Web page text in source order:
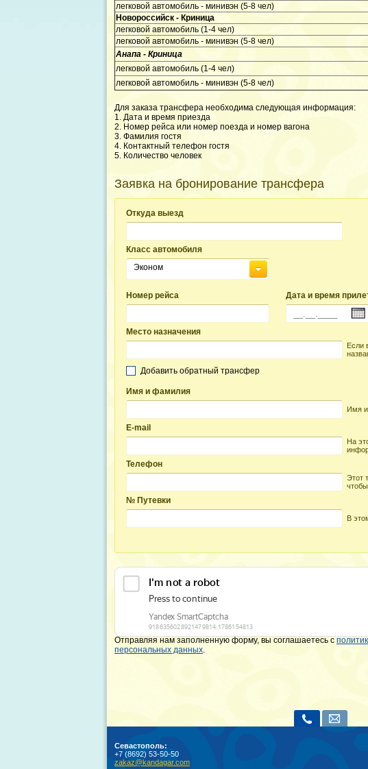
легковой автомобиль - минивэн (5-8 чел)
Новороссийск - Криница
легковой автомобиль (1-4 чел)
легковой автомобиль - минивэн (5-8 чел)
Анапа - Криница
легковой автомобиль (1-4 чел)
легковой автомобиль - минивэн (5-8 чел)
Для заказа трансфера необходима следующая информация:
1. Дата и время приезда
2. Номер рейса или номер поезда и номер вагона
3. Фамилия гостя
4. Контактный телефон гостя
5. Количество человек
Заявка на бронирование трансфера
Откуда выезд
Класс автомобиля
Эконом
Номер рейса Дата и время
Место назначения
Если
Добавить обратный трансфер
Имя и фамилия
Имя и
E-mail
На
Телефон
Этот
№ Путевки
В
Отправляя нам заполненную форму, вы соглашаетесь с
персональных данных.
Севастополь:
+7 (8692) 53-50-50
zakaz@kandagar.com